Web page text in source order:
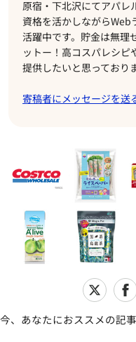
原宿・下北沢にてアパレ
資格を活かしながらWeb
活躍中です。貯金は無理
ットー！高コスパレシ
提供したいと思っており
寄稿者にメッセージを送
今、あなたにおススメの記事